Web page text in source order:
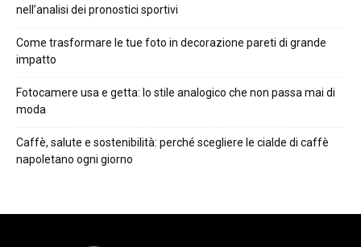
nell’analisi dei pronostici sportivi
Come trasformare le tue foto in decorazione pareti di grande
impatto
Fotocamere usa e getta: lo stile analogico che non passa mai di
moda
Caffè, salute e sostenibilità: perché scegliere le cialde di caffè
napoletano ogni giorno